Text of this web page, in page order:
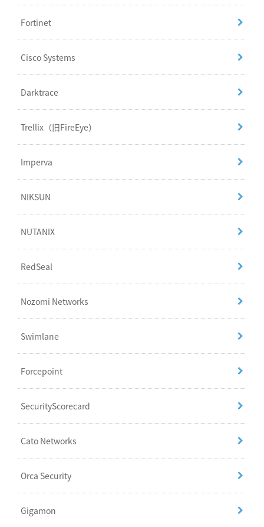
Fortinet
Cisco Systems
Darktrace
Trellix（旧FireEye）
Imperva
NIKSUN
NUTANIX
RedSeal
Nozomi Networks
Swimlane
Forcepoint
SecurityScorecard
Cato Networks
Orca Security
Gigamon